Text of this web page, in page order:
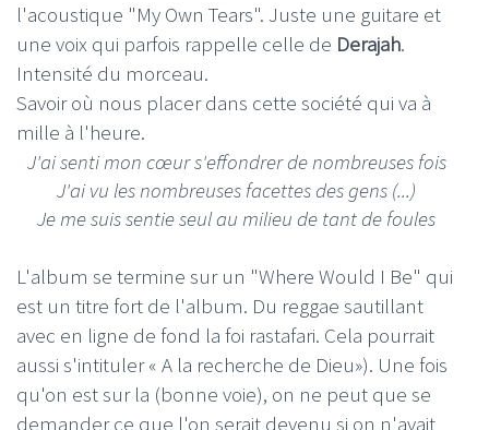
l'acoustique "My Own Tears". Juste une guitare et
une voix qui parfois rappelle celle de Derajah.
Intensité du morceau.
Savoir où nous placer dans cette société qui va à
mille à l'heure.
J'ai senti mon cœur s'effondrer de nombreuses fois
J'ai vu les nombreuses facettes des gens (...)
Je me suis sentie seul au milieu de tant de foules
L'album se termine sur un "Where Would I Be" qui
est un titre fort de l'album. Du reggae sautillant
avec en ligne de fond la foi rastafari. Cela pourrait
aussi s'intituler « A la recherche de Dieu»). Une fois
qu'on est sur la (bonne voie), on ne peut que se
demander ce que l'on serait devenu si on n'avait